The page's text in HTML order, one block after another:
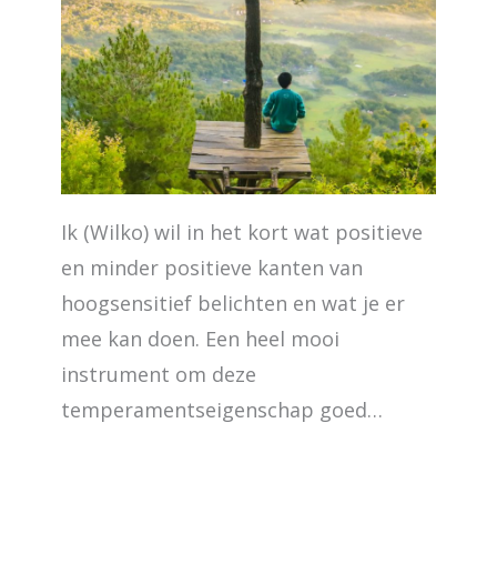
Ik (Wilko) wil in het kort wat positieve
en minder positieve kanten van
hoogsensitief belichten en wat je er
mee kan doen. Een heel mooi
instrument om deze
temperamentseigenschap goed…